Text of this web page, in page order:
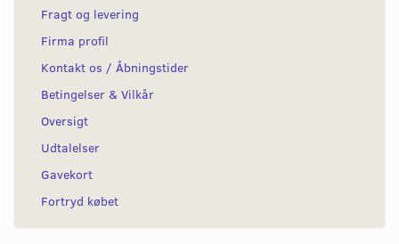
Fragt og levering
Firma profil
Kontakt os / Åbningstider
Betingelser & Vilkår
Oversigt
Udtalelser
Gavekort
Fortryd købet